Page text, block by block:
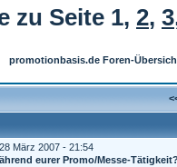
zu Seite 1, 2, 3
promotionbasis.de Foren-
März 2007 - 21:54
eurer Promo/Messe-